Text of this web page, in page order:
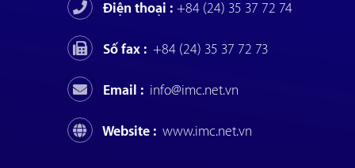
Điện thoại : +84 (24) 35 37 72 74
Số fax : +84 (24) 35 37 72 73
Email : info@imc.net.vn
Website : www.imc.net.vn